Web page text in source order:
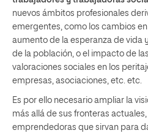
nuevos ámbitos profesionales
emergentes, como los cambios
aumento de la esperanza de vida
de la población, o el impacto de
valoraciones sociales en los
empresas, asociaciones, etc. etc.
Es por ello necesario ampliar la
más allá de sus fronteras
emprendedoras que sirvan para